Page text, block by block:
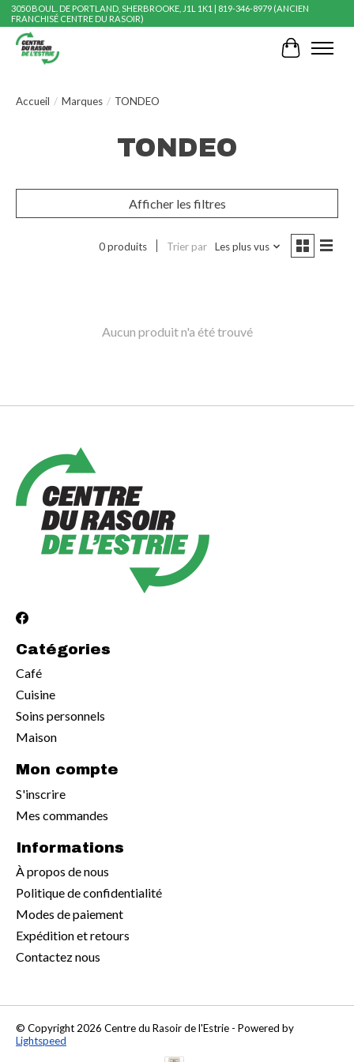
3050 BOUL. DE PORTLAND, SHERBROOKE, J1L 1K1 | 819-346-8979 (ANCIEN
FRANCHISÉ CENTRE DU RASOIR)
Panier
Accueil / Marques / TONDEO
TONDEO
Afficher les filtres
0 produits Trier par Les plus vus
Aucun produit n'a été trouvé
Catégories
Café
Cuisine
Soins personnels
Maison
Mon compte
S'inscrire
Mes commandes
Informations
À propos de nous
Politique de confidentialité
Modes de paiement
Expédition et retours
Contactez nous
© Copyright 2026 Centre du Rasoir de l'Estrie - Powered by
Lightspeed